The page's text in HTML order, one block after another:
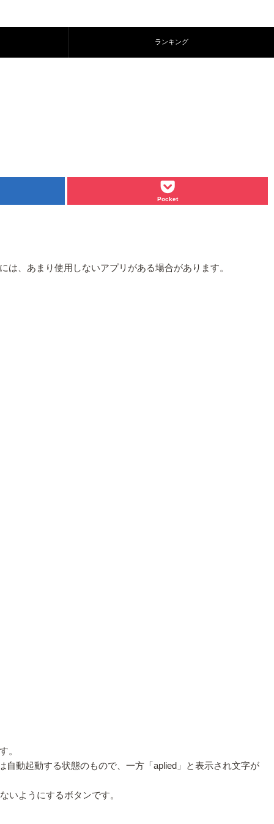
ランキング
Pocket
、あまり使用しないアプリがある場合があります。
。
自動起動する状態のもので、一方「aplied」と表示され文字が
いようにするボタンです。